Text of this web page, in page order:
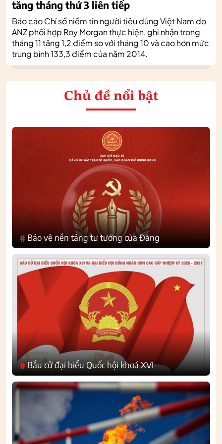
tăng tháng thứ 3 liên tiếp
Báo cáo Chỉ số niềm tin người tiêu dùng Việt Nam do
ANZ phối hợp Roy Morgan thực hiện, ghi nhận trong
tháng 11 tăng 1,2 điểm so với tháng 10 và cao hơn mức
trung bình 133,3 điểm của năm 2014.
Chủ đề nổi bật
# Bảo vệ nền tảng tư tưởng của Đảng
#Bầu cử đại biểu Quốc hội khoá XVI